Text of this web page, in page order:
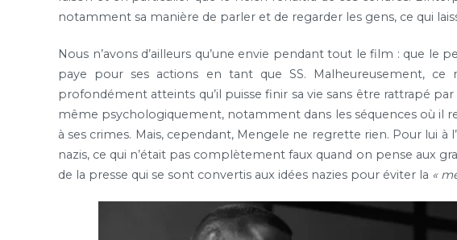
notamment sa manière de parler et de regarder les gens, ce qui
Nous n’avons d’ailleurs qu’une envie pendant tout le film : que le
paye pour ses actions en tant que SS. Malheureusement, ce
profondément atteints qu’il puisse finir sa vie sans être rattrapé
même psychologiquement, notamment dans les séquences où il
à ses crimes. Mais, cependant, Mengele ne regrette rien. Pour lui à
nazis, ce qui n’était pas complètement faux quand on pense aux
de la presse qui se sont convertis aux idées nazies pour éviter la «